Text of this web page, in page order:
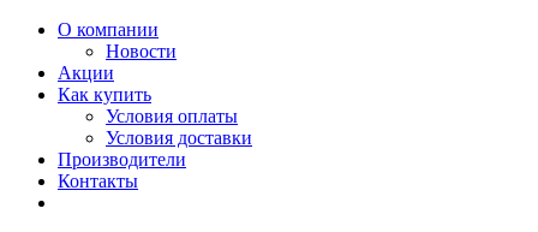
О компании
Новости
Акции
Как купить
Условия оплаты
Условия доставки
Производители
Контакты